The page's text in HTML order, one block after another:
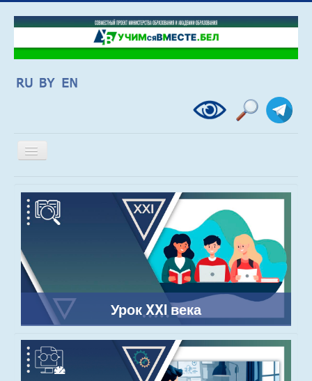
Включить/
выключить
Урок XXI века